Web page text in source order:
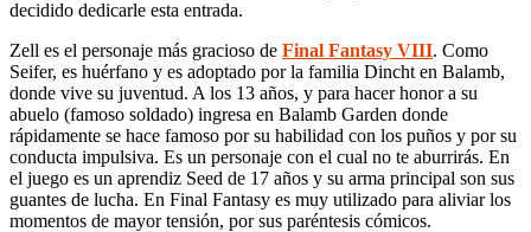
decidido dedicarle esta entrada.
Zell es el personaje más gracioso de Final Fantasy VIII. Como
Seifer, es huérfano y es adoptado por la familia Dincht en Balamb,
donde vive su juventud. A los 13 años, y para hacer honor a su
abuelo (famoso soldado) ingresa en Balamb Garden donde
rápidamente se hace famoso por su habilidad con los puños y por su
conducta impulsiva. Es un personaje con el cual no te aburrirás. En
el juego es un aprendiz Seed de 17 años y su arma principal son sus
guantes de lucha. En Final Fantasy es muy utilizado para aliviar los
momentos de mayor tensión, por sus paréntesis cómicos.